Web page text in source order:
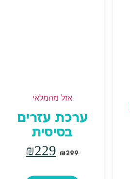
אזל מהמלאי
ערכת עזרים
בסיסית
₪299
המחיר
₪229